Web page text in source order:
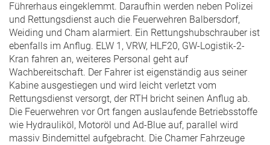
Führerhaus eingeklemmt. Daraufhin werden neben Polizei
und Rettungsdienst auch die Feuerwehren Balbersdorf,
Weiding und Cham alarmiert. Ein Rettungshubschrauber ist
ebenfalls im Anflug. ELW 1, VRW, HLF20, GW-Logistik-2-
Kran fahren an, weiteres Personal geht auf
Wachbereitschaft. Der Fahrer ist eigenständig aus seiner
Kabine ausgestiegen und wird leicht verletzt vom
Rettungsdienst versorgt, der RTH bricht seinen Anflug ab.
Die Feuerwehren vor Ort fangen auslaufende Betriebsstoffe
wie Hydrauliköl, Motoröl und Ad-Blue auf, parallel wird
massiv Bindemittel aufgebracht. Die Chamer Fahrzeuge